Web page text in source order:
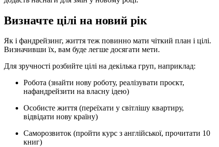
Визначте цілі на новий рік
Як і фандрейзинг, життя теж повинно мати чіткий план і цілі.
Визначивши їх, вам буде легше досягати мети.
Для зручності розбийте цілі на декілька груп, наприклад:
Робота (знайти нову роботу, реалізувати проєкт,
нафандрейзити на власну ідею)
Особисте життя (переїхати у світлішу квартиру,
відвідати нову країну)
Саморозвиток (пройти курс з англійської, прочитати 10
книг)